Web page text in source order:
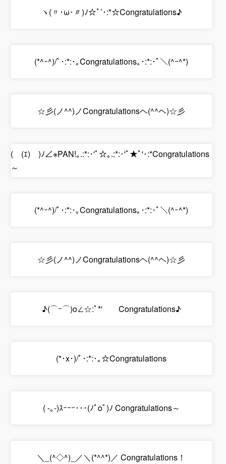
ヽ(〃･ω･〃)ﾉ☆ﾟ’･:*☆Congratulations♪
(*^ｰ^)/ﾟ･:*:･｡Congratulations｡･:*:･ﾟ＼(^ｰ^*)
☆彡(ノ^^)ノCongratulationsヘ(^^ヘ)☆彡
(￣(ｴ)￣)ﾉ∠※PAN!｡.:*:･'ﾟ☆｡.:*:･'ﾟ★ﾟ'･:*Congratulations
～
(*^ｰ^)/ﾟ･:*:･｡Congratulations｡･:*:･ﾟ＼(^ｰ^*)
☆彡(ノ^^)ノCongratulationsヘ(^^ヘ)☆彡
♪(⌒ｰ⌒)o∠☆:ﾟ*' Congratulations♪
(*･x･)/ﾟ･:*:･｡☆Congratulations
( -｡-)ｽｰｰｰ･･･(ﾉﾟοﾟ)ﾉ Congratulations～
＼_(^◇^)_／＼(*^^*)／ Congratulations！